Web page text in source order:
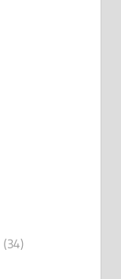
(34)